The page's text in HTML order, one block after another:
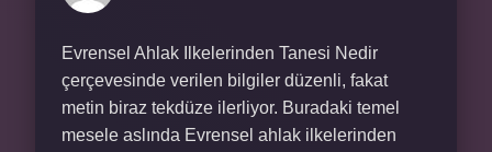
Evrensel Ahlak Ilkelerinden Tanesi Nedir
çerçevesinde verilen bilgiler düzenli, fakat
metin biraz tekdüze ilerliyor. Buradaki temel
mesele aslında Evrensel ahlak ilkelerinden